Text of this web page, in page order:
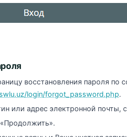
восстановления пароля по
login/forgot_password.php.
или адрес электронной почты,